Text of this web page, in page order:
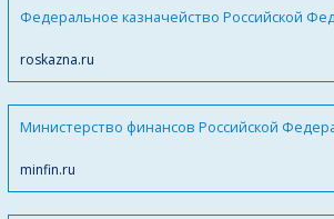
Федеральное казначейство Российской
roskazna.ru
Министерство финансов Российской
minfin.ru